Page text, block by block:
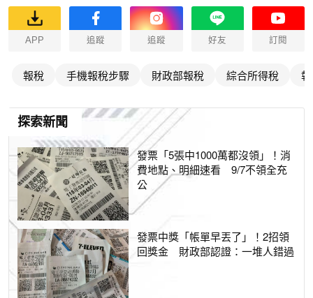
APP 追蹤 追蹤 好友 訂閱
報稅 手機報稅步驟 財政部報稅 綜合所得稅
探索新聞
發票「5張中1000萬都沒領」！消
費地點、明細速看 9/7不領全充
公
發票中獎「帳單早丟了」！2招領
回獎金 財政部認證：一堆人錯過